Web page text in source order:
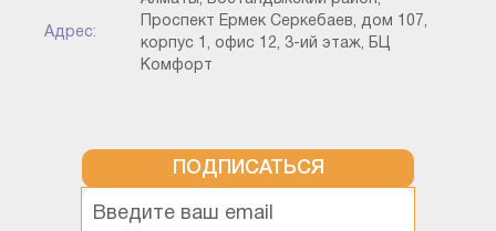
Адрес:
Проспект Ермек Серкебаев, дом 107,
корпус 1, офис 12, 3-ий этаж, БЦ
Комфорт
ПОДПИСАТЬСЯ